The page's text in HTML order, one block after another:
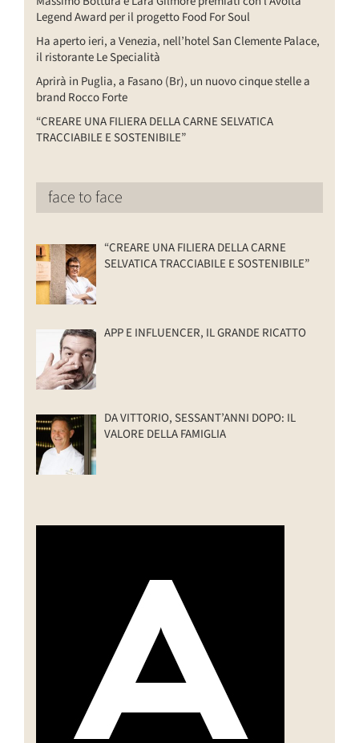
Legend Award per il progetto Food For Soul
Ha aperto ieri, a Venezia, nell’hotel San Clemente Palace,
il ristorante Le Specialità
Aprirà in Puglia, a Fasano (Br), un nuovo cinque stelle a
brand Rocco Forte
“CREARE UNA FILIERA DELLA CARNE SELVATICA
TRACCIABILE E SOSTENIBILE”
face to face
“CREARE UNA FILIERA DELLA CARNE
SELVATICA TRACCIABILE E SOSTENIBILE”
APP E INFLUENCER, IL GRANDE RICATTO
DA VITTORIO, SESSANT’ANNI DOPO: IL
VALORE DELLA FAMIGLIA